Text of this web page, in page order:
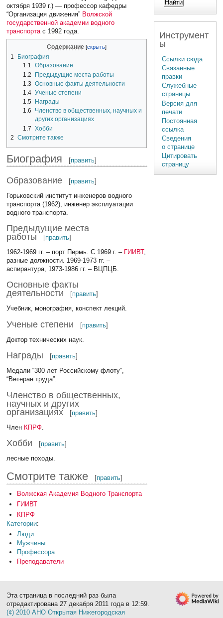
октября 1939 г.) — профессор кафедры
“Организация движения” Волжской
государственной академии водного
транспортас 1992 года.
Содержание
1
Биография
1.1 Образование
1.2
Предыдущие места работы
1.3 Основные факты деятельности
1.4 Ученые степени
1.5
Награды
1.6
Членство в общественных, научных и
других организациях
1.7 Хобби
2
Смотрите также
Биография [править]
Образование [править]
Горьковский институт инженеров водного
транспорта (1962), инженер эксплуатации
водного транспорта.
Предыдущие места
работы
[править]
1962-1969 гг. – порт Пермь. С 1969 г. – ГИИВТ,
разные должности. 1969-1973 гг. –
аспирантура, 1973-1986 гг. – ВЦПЦБ.
Основные факты
деятельности
[править]
Учебник, монография, конспект лекций.
Ученые степени [править]
Доктор технических наук.
Награды [править]
Медали “300 лет Российскому флоту”,
“Ветеран труда”.
Членство в общественных,
научных и других
организациях
[править]
Член КПРФ
Хобби [править]
лесные походы.
Смотрите также [править]
Волжская Академия Водного Транспорта
ГИИВТ
КПРФ
Категории:
Люди
Мужчины
Профессора
Преподаватели
Инструмент
ы
Ссылки сюда
Связанные
правки
Служебные
страницы
Версия для
печати
Постоянная
ссылка
Сведения
о странице
Цитировать
страницу
Эта страница в последний раз была
отредактирована 27 декабря 2011 года в 12:59.
(¢) 2010 АНО Открытая Нижегородская